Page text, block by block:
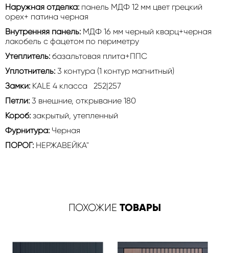
Наружная отделка: панель МДФ 12 мм цвет грецкий
орех+ патина черная
Внутренняя панель: МДФ 16 мм черный кварц+черная
лакобель с фацетом по периметру
Утеплитель: базальтовая плита+ППС
Уплотнитель: 3 контура (1 контур магнитный)
Замки: KALE 4 класса 252|257
Петли: 3 внешние, открывание 180
Короб: закрытый, утепленный
Фурнитура: Черная
ПОРОГ: НЕРЖАВЕЙКА"
ПОХОЖИЕ ТОВАРЫ